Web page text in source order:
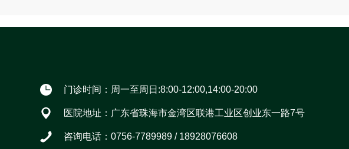
门诊时间：周一至周日:8:00-12:00,14:00-20:00
医院地址：广东省珠海市金湾区联港工业区创业东一路7号
咨询电话：0756-7789989 / 18928076608